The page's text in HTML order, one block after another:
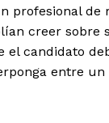
profesional
creer sobre
candidato
entre un